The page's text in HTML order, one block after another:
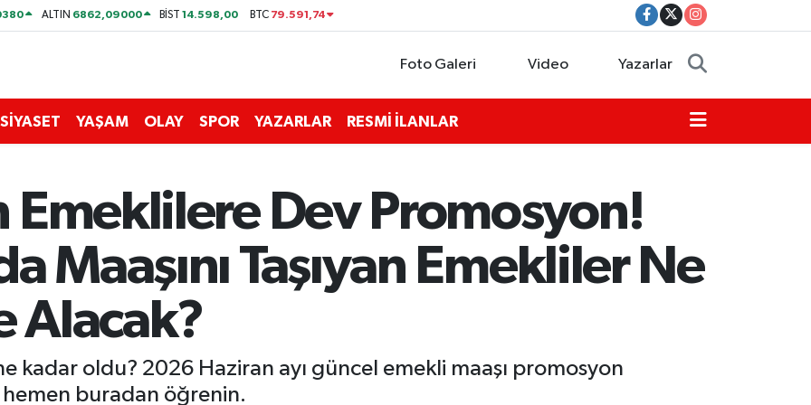
ALTIN 6862,09000 BİST14.598,00 BTC 79.591,74
Foto Galeri Video Yazarlar
SİYASET YAŞAM OLAY SPOR YAZARLAR RESMİ İLANLAR
Dev Promosyon!
Maaşını Taşıyan Emekliler Ne
Alacak?
kadar oldu? 2026 Haziran ayı güncel emekli maaşı promosyon
hemen buradan öğrenin.